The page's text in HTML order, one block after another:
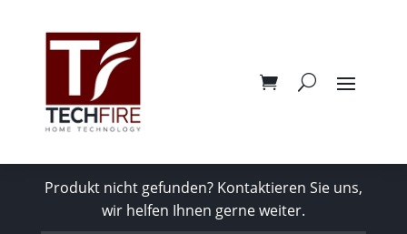
Produkt nicht gefunden? Kontaktieren Sie uns,
wir helfen Ihnen gerne weiter.